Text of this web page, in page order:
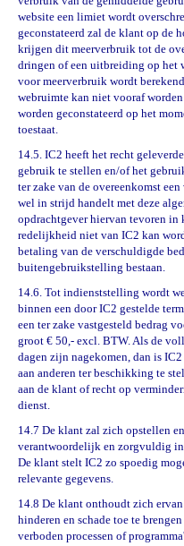
website een limiet wordt
geconstateerd zal de klant op de
krijgen dit meerverbruik tot de
dringen of een uitbreiding op het
voor meerverbruik wordt
webruimte kan niet vooraf
worden geconstateerd op het
toestaat.
14.5. IC2 heeft het recht
gebruik te stellen en/of het
ter zake van de overeenkomst
wel in strijd handelt met deze
opdrachtgever hiervan tevoren
redelijkheid niet van IC2 kan
betaling van de verschuldigde
buitengebruikstelling bestaan.
14.6. Tot indienststelling wordt
binnen een door IC2 gestelde
een ter zake vastgesteld bedrag
groot € 50,- excl. BTW. Als de
dagen zijn nagekomen, dan is
aan anderen ter beschikking te
aan de klant of recht op
dienst.
14.7 De klant zal zich opstellen
verantwoordelijk en zorgvuldig
De klant stelt IC2 zo spoedig
relevante gegevens.
14.8 De klant onthoudt zich
hinderen en schade toe te
verboden processen of